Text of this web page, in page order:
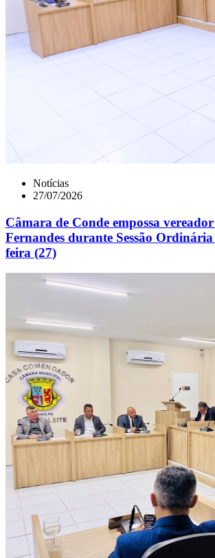
Notícias
27/07/2026
Câmara de Conde empossa
Fernandes durante Sessão Ordinária
feira (27)